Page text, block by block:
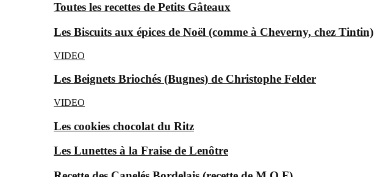
Toutes les recettes de Petits Gâteaux
Les Biscuits aux épices de Noël (comme à Cheverny, chez Tintin)
VIDEO
Les Beignets Briochés (Bugnes) de Christophe Felder
VIDEO
Les cookies chocolat du Ritz
Les Lunettes à la Fraise de Lenôtre